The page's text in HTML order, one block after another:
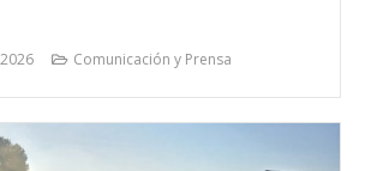
Comunicación y Prensa